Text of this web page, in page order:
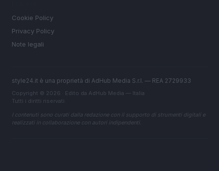
Cookie Policy
Privacy Policy
Note legali
style24.it è una proprietà di AdHub Media S.r.l. — REA 2729933
Copyright © 2026 · Edito da AdHub Media — Italia
Tutti i diritti riservati
I contenuti sono curati dalla redazione con il supporto di strumenti digitali e
realizzati in collaborazione con autori indipendenti.